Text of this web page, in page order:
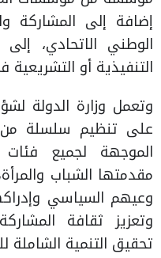
إضافة إلى المشاركة
الوطني الاتحادي،
التنفيذية أو التشريعية
وتعمل وزارة الدولة
على تنظيم سلسلة من
الموجهة لجميع
مقدمتها الشباب
وعيهم السياسي
وتعزيز ثقافة
تحقيق التنمية الشاملة